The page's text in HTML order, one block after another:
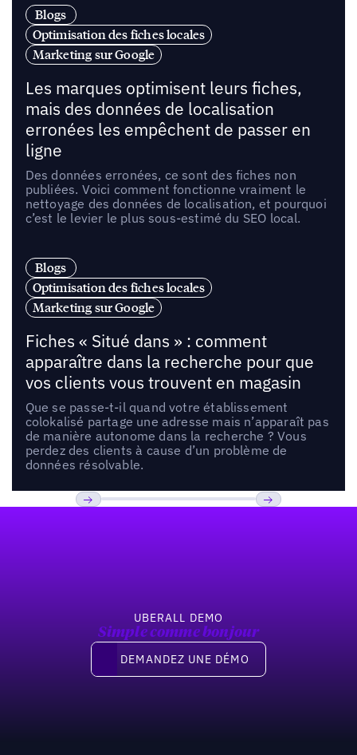
Blogs
Optimisation des fiches locales
Marketing sur Google
Les marques optimisent leurs fiches,
mais des données de localisation
erronées les empêchent de passer en
ligne
Des données erronées, ce sont des fiches non
publiées. Voici comment fonctionne vraiment le
nettoyage des données de localisation, et pourquoi
c’est le levier le plus sous-estimé du SEO local.
Blogs
Optimisation des fiches locales
Marketing sur Google
Fiches « Situé dans » : comment
apparaître dans la recherche pour que
vos clients vous trouvent en magasin
Que se passe-t-il quand votre établissement
colokalisé partage une adresse mais n’apparaît pas
de manière autonome dans la recherche ? Vous
perdez des clients à cause d’un problème de
données résolvable.
UBERALL DEMO
Simple comme bonjour
Demandez une démo
DEMANDEZ UNE DÉMO